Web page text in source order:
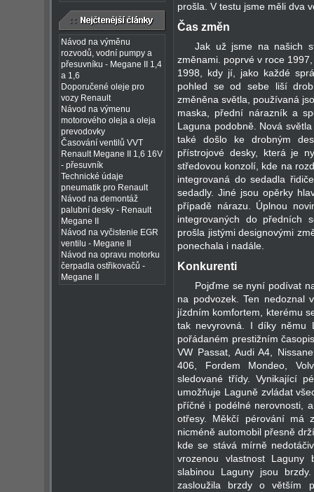
Návod na výměnu
rozvodů, vodní pumpy a
přesuvníku - Megane II 1,4
a 1,6
Doporučené oleje pro
vozy Renault
Návod na výmenu
motorového oleja a oleja
prevodovky
Časování ventilů VVT
Renault Megane II 1,6 16V
- přesuvník
Technické údaje
pneumatik pro Renault
Návod na demontáž
palubní desky - Renault
Megane II
Návod na vyčistenie EGR
ventilu - Megane II
Návod na opravu motorku
čerpadla ostřikovačů -
Megane II
prošla. V testu jsme měli dva
Čas změn
Jak už jsme na našich
změnami. poprvé v roce
1998, kdy jí, jako každé
pohled se od sebe liší
změněna světla, používaná
maska, přední nárazník a
Laguna podobně. Nová
také došlo ke drobným
přístrojové desky, která je
středovou konzolí, kde na
integrovaná do sedadla
sedadly. Jiné jsou opěrky
případě nárazu. Úplnou
integrovaných do předních
prošla jistými designovými
ponechala i nadále.
Konkurenti
Pojďme se nyní podívat
na podvozek. Ten nedoznal
jízdním komfortem, kterému
tak nevyrovná. I díky němu
pořádaném prestižním
VW Passat, Audi A4,
406, Fordem Mondeo,
sledované třídy. Vynikající
umožňuje Laguně zvládat
příčné i podélné nerovnosti,
otřesy. Měkčí pérování má
nicméně automobil přesně
kde se stává mírně
vrozenou vlastnost Laguny
slabinou Laguny jsou
zasloužila brzdy o větším